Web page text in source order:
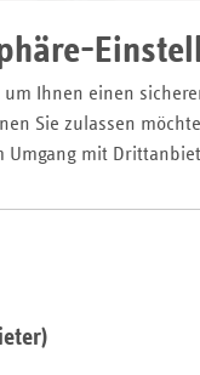
Ihnen einen
Sie zulassen
mit